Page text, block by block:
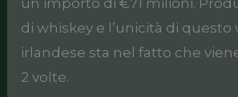
di whiskey e l’unicità di questo
irlandese sta nel fatto che
2 volte.